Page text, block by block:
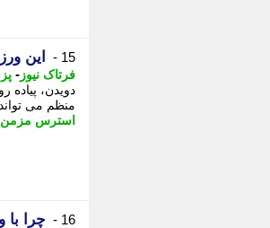
15 - این
فرتاک نیوز -
دویدن،
منظم می
استرس مزمن
16 - چرا